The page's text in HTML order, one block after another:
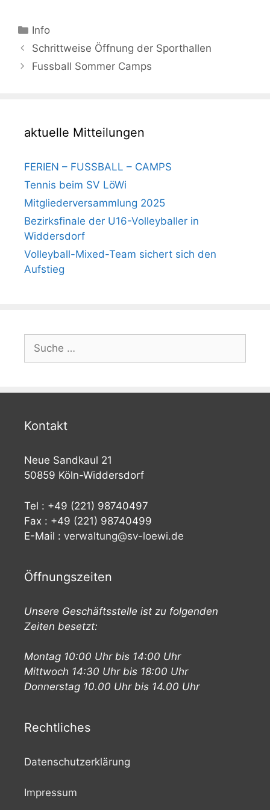
Kategorien
Info
Beitrags-
Navigation
Schrittweise Öffnung der Sporthallen
Fussball Sommer Camps
aktuelle Mitteilungen
FERIEN – FUSSBALL – CAMPS
Tennis beim SV LöWi
Mitgliederversammlung 2025
Bezirksfinale der U16-Volleyballer in
Widdersdorf
Volleyball-Mixed-Team sichert sich den
Aufstieg
Suche
nach:
Kontakt
Neue Sandkaul 21
50859 Köln-Widdersdorf
Tel : +49 (221) 98740497
Fax : +49 (221) 98740499
E-Mail : verwaltung@sv-loewi.de
Öffnungszeiten
Unsere Geschäftsstelle ist zu folgenden
Zeiten besetzt:
Montag 10:00 Uhr bis 14:00 Uhr
Mittwoch 14:30 Uhr bis 18:00 Uhr
Donnerstag 10.00 Uhr bis 14.00 Uhr
Rechtliches
Datenschutzerklärung
Impressum